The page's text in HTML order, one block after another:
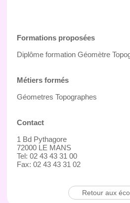
Formations proposées
Diplôme formation Géomètre
Métiers formés
Géometres Topographes
Contact
1 Bd Pythagore
72000 LE MANS
Tel: 02 43 43 31 00
Fax: 02 43 43 31 02
Retour aux